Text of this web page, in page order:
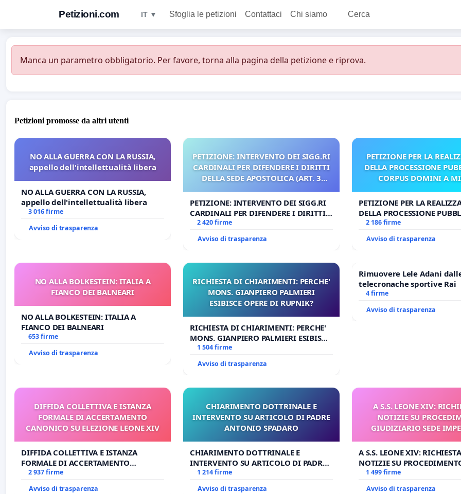
Petizioni.com IT ▼ Sfoglia le petizioni Contattaci Chi siamo Cerca
Manca un parametro obbligatorio. Per favore, torna alla pagina della petizione e riprova.
Petizioni promosse da altri utenti
NO ALLA GUERRA CON LA RUSSIA,
appello dell'intellettualità libera
NO ALLA GUERRA CON LA RUSSIA,
appello dell'intellettualità libera
3 016 firme
Avviso di trasparenza
PETIZIONE: INTERVENTO DEI SIGG.RI
CARDINALI PER DIFENDERE I DIRITTI
DELLA SEDE APOSTOLICA (ART. 3
PETIZIONE: INTERVENTO DEI SIGG.RI
CARDINALI PER DIFENDERE I DIRITTI
DELLA SEDE APOSTOLICA (ART. 3 UDG)
2 420 firme
Avviso di trasparenza
PETIZIONE PER LA
DELLA PROCESSIONE
CORPUS DOMINI A
PETIZIONE PER LA
DELLA PROCESSIONE
CORPUS DOMINI A MILANO
2 186 firme
Avviso di trasparenza
NO ALLA BOLKESTEIN: ITALIA A
FIANCO DEI BALNEARI
NO ALLA BOLKESTEIN: ITALIA A
FIANCO DEI BALNEARI
653 firme
Avviso di trasparenza
RICHIESTA DI CHIARIMENTI: PERCHE'
MONS. GIANPIERO PALMIERI
ESIBISCE OPERE DI RUPNIK?
RICHIESTA DI CHIARIMENTI: PERCHE'
MONS. GIANPIERO PALMIERI ESIBISCE
OPERE DI RUPNIK?
1 504 firme
Avviso di trasparenza
Rimuovere Lele Adani
telecronache sportive Rai
4 firme
Avviso di trasparenza
DIFFIDA COLLETTIVA E ISTANZA
FORMALE DI ACCERTAMENTO
CANONICO SU ELEZIONE LEONE XIV
DIFFIDA COLLETTIVA E ISTANZA
FORMALE DI ACCERTAMENTO
CANONICO SU ELEZIONE LEONE XIV
2 937 firme
Avviso di trasparenza
CHIARIMENTO DOTTRINALE E
INTERVENTO SU ARTICOLO DI PADRE
ANTONIO SPADARO
CHIARIMENTO DOTTRINALE E
INTERVENTO SU ARTICOLO DI PADRE
ANTONIO SPADARO
1 214 firme
Avviso di trasparenza
A S.S. LEONE XIV:
NOTIZIE SU
GIUDIZIARIO SEDE
A S.S. LEONE XIV:
NOTIZIE SU
GIUDIZIARIO SEDE
BENEDETTO XVI
1 499 firme
Avviso di trasparenza